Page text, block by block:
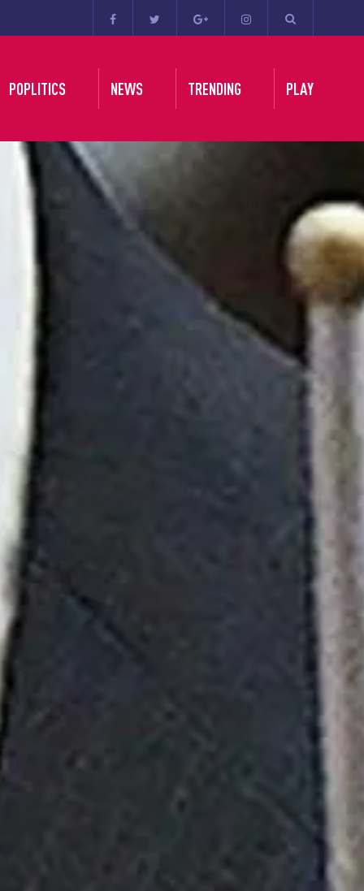
POPLITICS NEWS TRENDING PLAY